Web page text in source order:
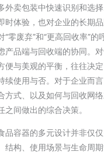
外卖包装中快速识别和选
时体验，也对企业的长期
零废弃”和“更高回收率”的
产品端与回收端的协同。
便与美观的平衡，往往决
续使用与否。对于企业而
方式、以及如何与回收网
间做出的综合决策。
品容器的多元设计并非仅
结构、使用场景与生命周